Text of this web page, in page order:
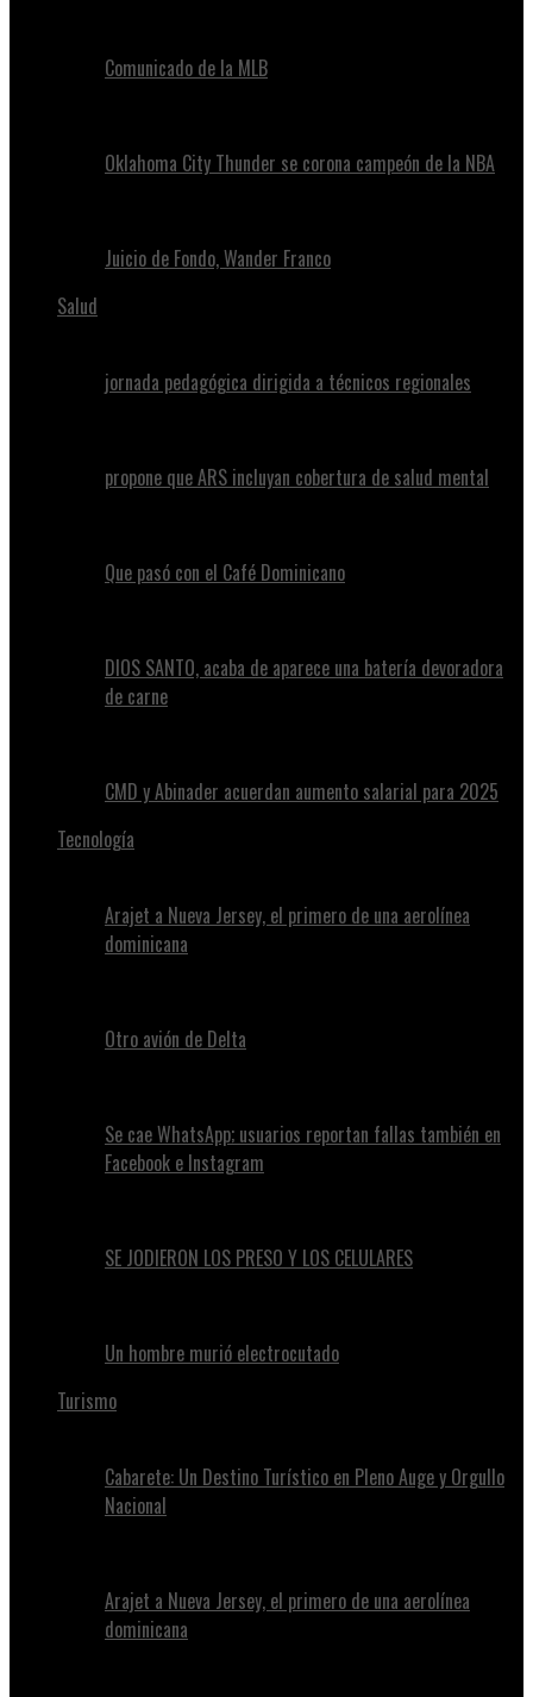
Comunicado de la MLB
Oklahoma City Thunder se corona campeón de la NBA
Juicio de Fondo, Wander Franco
Salud
jornada pedagógica dirigida a técnicos regionales
propone que ARS incluyan cobertura de salud mental
Que pasó con el Café Dominicano
DIOS SANTO, acaba de aparece una batería devoradora
de carne
CMD y Abinader acuerdan aumento salarial para 2025
Tecnología
Arajet a Nueva Jersey, el primero de una aerolínea
dominicana
Otro avión de Delta
Se cae WhatsApp; usuarios reportan fallas también en
Facebook e Instagram
SE JODIERON LOS PRESO Y LOS CELULARES
Un hombre murió electrocutado
Turismo
Cabarete: Un Destino Turístico en Pleno Auge y Orgullo
Nacional
Arajet a Nueva Jersey, el primero de una aerolínea
dominicana